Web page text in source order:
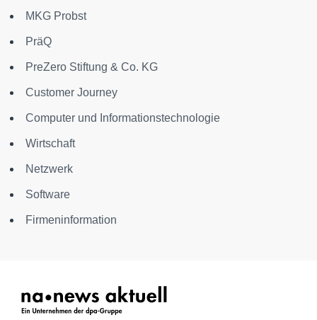
MKG Probst
PräQ
PreZero Stiftung & Co. KG
Customer Journey
Computer und Informationstechnologie
Wirtschaft
Netzwerk
Software
Firmeninformation